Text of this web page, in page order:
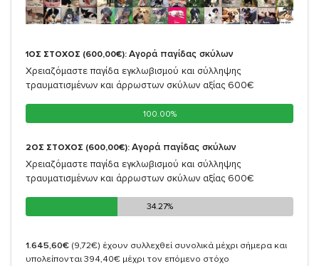
1ΟΣ ΣΤΟΧΟΣ (600,00€): Αγορά παγίδας σκύλων
Χρειαζόμαστε παγίδα εγκλωβισμού και σύλληψης
τραυματισμένων και άρρωστων σκύλων αξίας 600€
100.00%
100.00%
2ΟΣ ΣΤΟΧΟΣ (600,00€): Αγορά παγίδας σκύλων
Χρειαζόμαστε παγίδα εγκλωβισμού και σύλληψης
τραυματισμένων και άρρωστων σκύλων αξίας 600€
34.27%
34.27%
1.645,60€ (9,72€) έχουν συλλεχθεί συνολικά μέχρι σήμερα και
υπολείπονται 394,40€ μέχρι τον επόμενο στόχο